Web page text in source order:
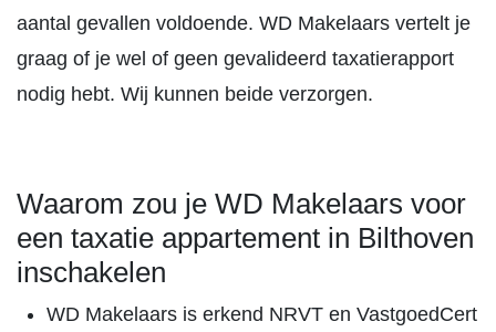
aantal gevallen voldoende. WD Makelaars vertelt je
graag of je wel of geen gevalideerd taxatierapport
nodig hebt. Wij kunnen beide verzorgen.
Waarom zou je WD Makelaars voor
een taxatie appartement in Bilthoven
inschakelen
WD Makelaars is erkend NRVT en VastgoedCert